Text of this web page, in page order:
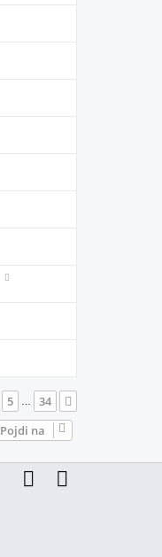
5 34
Pojdi na